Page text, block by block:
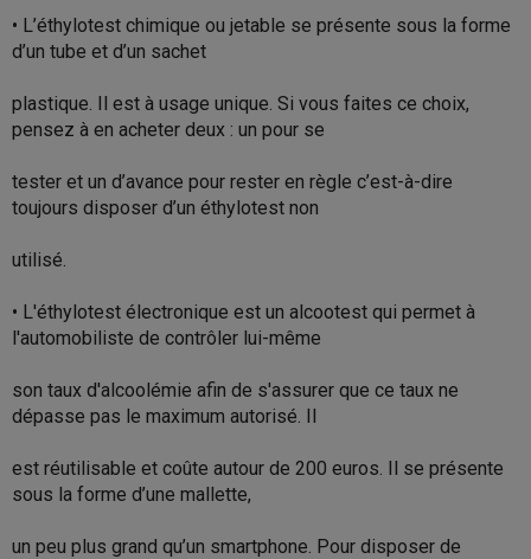
• L’éthylotest chimique ou jetable se présente sous la forme
d’un tube et d’un sachet
plastique. Il est à usage unique. Si vous faites ce choix,
pensez à en acheter deux : un pour se
tester et un d’avance pour rester en règle c’est-à-dire
toujours disposer d’un éthylotest non
utilisé.
• L'éthylotest électronique est un alcootest qui permet à
l'automobiliste de contrôler lui-même
son taux d'alcoolémie afin de s'assurer que ce taux ne
dépasse pas le maximum autorisé. Il
est réutilisable et coûte autour de 200 euros. Il se présente
sous la forme d’une mallette,
un peu plus grand qu’un smartphone. Pour disposer de